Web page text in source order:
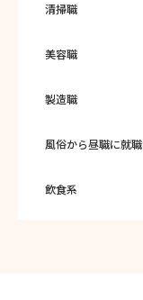
清掃職
美容職
製造職
風俗から昼職に就職
飲食系